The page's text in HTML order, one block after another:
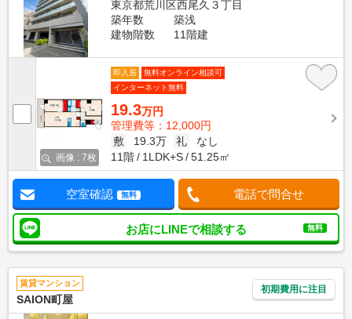
東京都荒川区西尾久３丁目
築年数
築浅
建物階数
11階建
画像 : 7枚
即入居
無料オンライン相談可
インターネット無料
19.3万円
管理費等：12,000円
敷
19.3万 礼
なし
11階
1LDK+S 51.25㎡
空室確認 無料 電話で問合せ
お店にLINEで相談する 無料
賃貸マンション
SAION町屋
初期費用に注目